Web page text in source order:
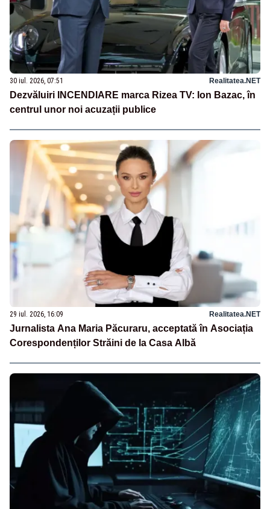
30 iul. 2026, 07:51 Realitatea.NET
Dezvăluiri INCENDIARE marca Rizea TV: Ion Bazac, în
centrul unor noi acuzații publice
29 iul. 2026, 16:09 Realitatea.NET
Jurnalista Ana Maria Păcuraru, acceptată în Asociația
Corespondenților Străini de la Casa Albă